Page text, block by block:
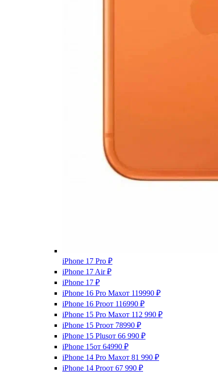
iPhone 17 Pro ₽
iPhone 17 Air₽
iPhone 17 ₽
iPhone 16 Pro Maxот 119990 ₽
iPhone 16 Proот 116990 ₽
iPhone 15 Pro Maxот 112 990 ₽
iPhone 15 Proот 78990 ₽
iPhone 15 Plusот 66 990 ₽
iPhone 15от 64990 ₽
iPhone 14 Pro Maxот 81 990 ₽
iPhone 14 Proот 67 990 ₽